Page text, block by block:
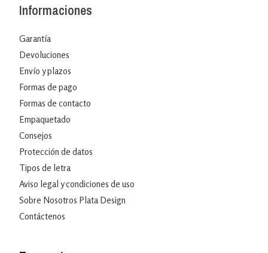
Informaciones
Garantía
Devoluciones
Envío y plazos
Formas de pago
Formas de contacto
Empaquetado
Consejos
Protección de datos
Tipos de letra
Aviso legal y condiciones de uso
Sobre Nosotros Plata Design
Contáctenos